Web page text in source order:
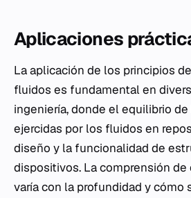
Aplicaciones
La aplicación de los principios
fluidos es fundamental en
ingeniería, donde el equilibrio
ejercidas por los fluidos en
diseño y la funcionalidad de
dispositivos. La comprensión de
varía con la profundidad y cómo